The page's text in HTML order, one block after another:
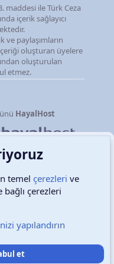
maddesi ile Türk Ceza
içerik sağlayıcı
paylaşımların
oluşturan üyelere
oluşturulan
etmez.
HayalHost
ve kurallar
temel çerezleri ve
çerezleri
yapılandırın
et